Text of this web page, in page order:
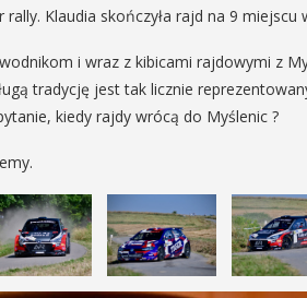
Klaudia skończyła rajd na 9 miejscu
i wraz z kibicami rajdowymi z
tradycję jest tak licznie
kiedy rajdy wrócą do Myślenic ?
SZCZEGÓŁY